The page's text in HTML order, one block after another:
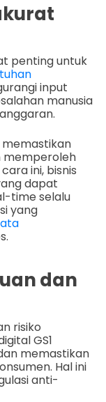
penting untuk
input
manusia
memastikan
memperoleh
ini, bisnis
dapat
time selalu
yang
dan
risiko
GS1
memastikan
Hal ini
anti-